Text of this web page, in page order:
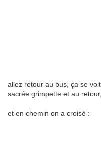
allez retour au bus, ça se
sacrée grimpette et au
et en chemin on a croisé :